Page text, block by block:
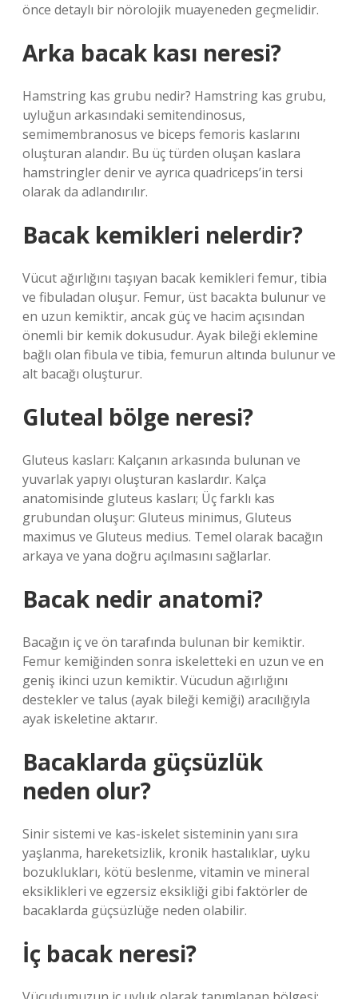
önce detaylı bir nörolojik muayeneden geçmelidir.
Arka bacak kası neresi?
Hamstring kas grubu nedir? Hamstring kas grubu,
uyluğun arkasındaki semitendinosus,
semimembranosus ve biceps femoris kaslarını
oluşturan alandır. Bu üç türden oluşan kaslara
hamstringler denir ve ayrıca quadriceps’in tersi
olarak da adlandırılır.
Bacak kemikleri nelerdir?
Vücut ağırlığını taşıyan bacak kemikleri femur, tibia
ve fibuladan oluşur. Femur, üst bacakta bulunur ve
en uzun kemiktir, ancak güç ve hacim açısından
önemli bir kemik dokusudur. Ayak bileği eklemine
bağlı olan fibula ve tibia, femurun altında bulunur ve
alt bacağı oluşturur.
Gluteal bölge neresi?
Gluteus kasları: Kalçanın arkasında bulunan ve
yuvarlak yapıyı oluşturan kaslardır. Kalça
anatomisinde gluteus kasları; Üç farklı kas
grubundan oluşur: Gluteus minimus, Gluteus
maximus ve Gluteus medius. Temel olarak bacağın
arkaya ve yana doğru açılmasını sağlarlar.
Bacak nedir anatomi?
Bacağın iç ve ön tarafında bulunan bir kemiktir.
Femur kemiğinden sonra iskeletteki en uzun ve en
geniş ikinci uzun kemiktir. Vücudun ağırlığını
destekler ve talus (ayak bileği kemiği) aracılığıyla
ayak iskeletine aktarır.
Bacaklarda güçsüzlük
neden olur?
Sinir sistemi ve kas-iskelet sisteminin yanı sıra
yaşlanma, hareketsizlik, kronik hastalıklar, uyku
bozuklukları, kötü beslenme, vitamin ve mineral
eksiklikleri ve egzersiz eksikliği gibi faktörler de
bacaklarda güçsüzlüğe neden olabilir.
İç bacak neresi?